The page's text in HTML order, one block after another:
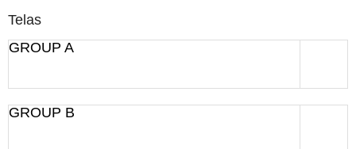
Telas
GROUP A
GROUP B